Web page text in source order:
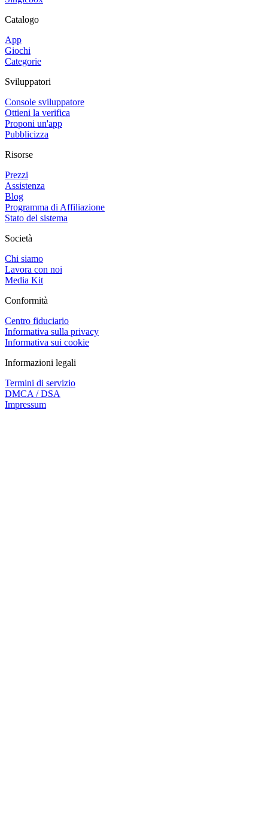
Catalogo
App
Giochi
Categorie
Sviluppatori
Console sviluppatore
Ottieni la verifica
Proponi un'app
Pubblicizza
Risorse
Prezzi
Assistenza
Blog
Programma di Affiliazione
Stato del sistema
Società
Chi siamo
Lavora con noi
Media Kit
Conformità
Centro fiduciario
Informativa sulla privacy
Informativa sui cookie
Informazioni legali
Termini di servizio
DMCA / DSA
Impressum